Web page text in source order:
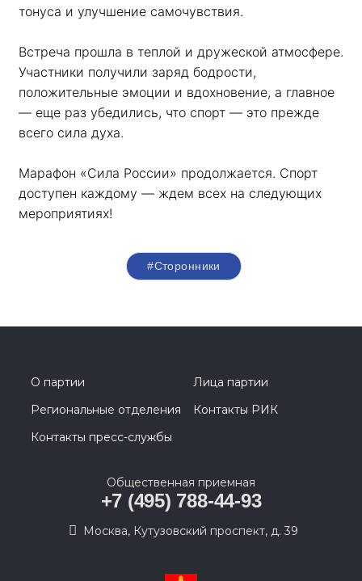
тонуса и улучшение самочувствия.
Встреча прошла в теплой и дружеской атмосфере.
Участники получили заряд бодрости,
положительные эмоции и вдохновение, а главное
— еще раз убедились, что спорт — это прежде
всего сила духа.
Марафон «Сила России» продолжается. Спорт
доступен каждому — ждем всех на следующих
мероприятиях!
#Сторонники
О партии
Лица партии
Региональные отделения
Контакты РИК
Контакты пресс-службы
Общественная приемная
+7 (495) 788-44-93
Москва, Кутузовский проспект, д. 39